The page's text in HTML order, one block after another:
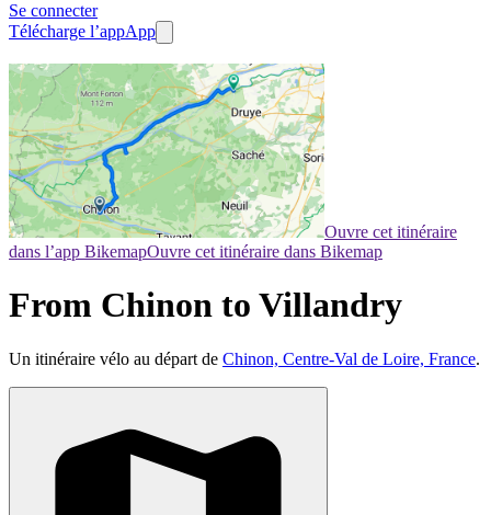
Se connecter
Télécharge l’appApp
Ouvre cet itinéraire
dans l’app BikemapOuvre cet itinéraire dans Bikemap
From Chinon to Villandry
Un itinéraire vélo au départ de Chinon, Centre-Val de Loire, France.